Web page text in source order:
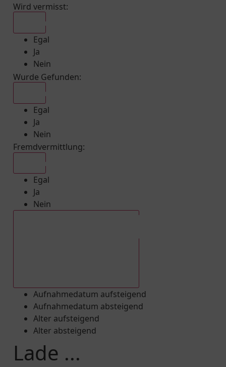
Wird vermisst:
Egal
Ja
Nein
Wurde Gefunden:
Egal
Ja
Nein
Fremdvermittlung:
Egal
Ja
Nein
Aufnahmedatum aufsteigend
Aufnahmedatum absteigend
Alter aufsteigend
Alter absteigend
Lade ...